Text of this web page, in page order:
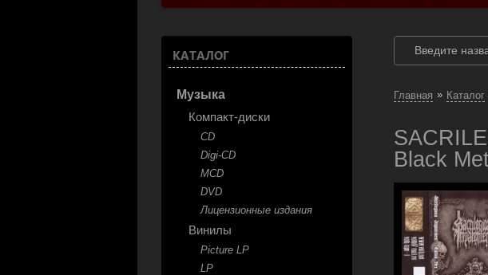
КАТАЛОГ
Музыка
Компакт-диски
CD
Digi-CD
MCD
DVD
Лицензионные издания
Винилы
Picture LP
LP
Главная » Каталог
Black